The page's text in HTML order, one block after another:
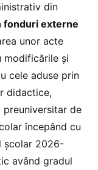
din
fonduri externe
unor acte
modificările și
cele aduse prin
didactice,
de
începând cu
școlar 2026-
având gradul